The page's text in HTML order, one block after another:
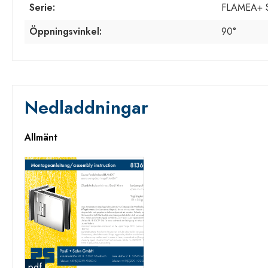
Serie:
FLAMEA+
Öppningsvinkel:
90°
Nedladdningar
Allmänt